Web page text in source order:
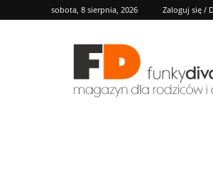
sobota, 8 sierpnia, 2026 Zaloguj się /
FD